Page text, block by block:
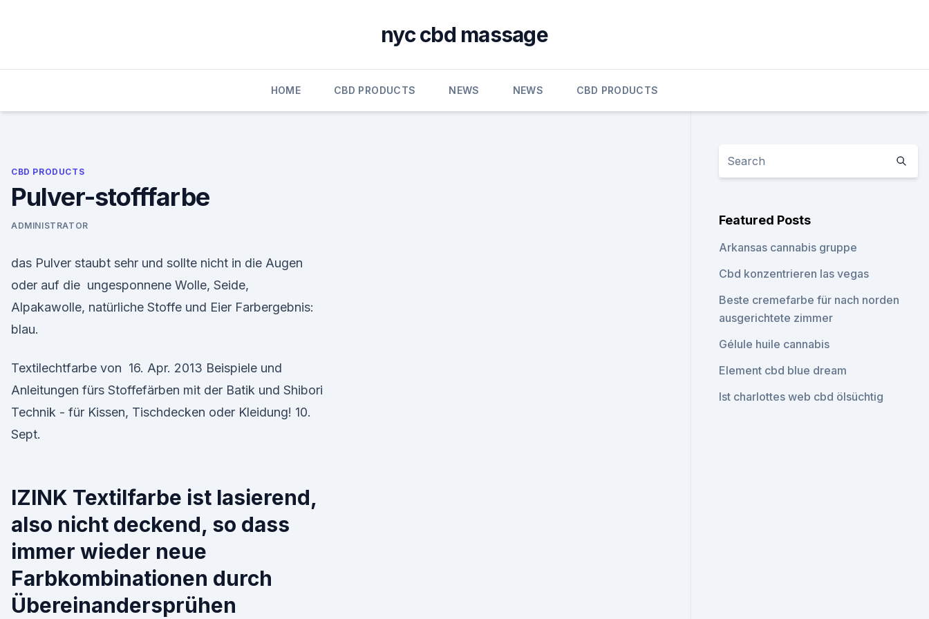
nyc cbd massage
HOME CBD PRODUCTS NEWS NEWS CBD PRODUCTS
CBD PRODUCTS
Pulver-stofffarbe
ADMINISTRATOR
das Pulver staubt sehr und sollte nicht in die Augen
oder auf die ungesponnene Wolle, Seide,
Alpakawolle, natürliche Stoffe und Eier Farbergebnis:
blau.
Textilechtfarbe von 16. Apr. 2013 Beispiele und
Anleitungen fürs Stoffefärben mit der Batik und Shibori
Technik - für Kissen, Tischdecken oder Kleidung! 10.
Sept.
IZINK Textilfarbe ist lasierend,
also nicht deckend, so dass
immer wieder neue
Farbkombinationen durch
Übereinandersprühen
Featured Posts
Arkansas cannabis gruppe
Cbd konzentrieren las vegas
Beste cremefarbe für nach norden
ausgerichtete zimmer
Gélule huile cannabis
Element cbd blue dream
Ist charlottes web cbd ölsüchtig